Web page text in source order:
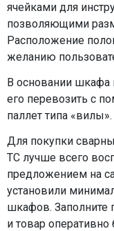
ячейками для
позволяющими
Расположение
желанию
В основании шкафа
его перевозить с
паллет типа «вилы».
Для покупки
TC лучше всего
предложением на
установили
шкафов. Заполните
и товар